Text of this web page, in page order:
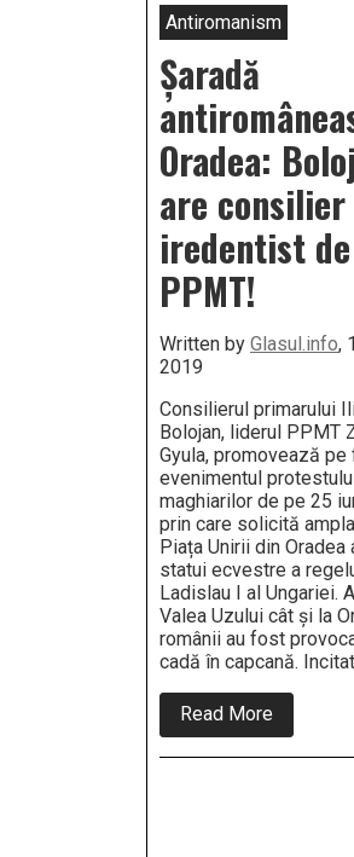
Antiromanism
Șaradă
Oradea:
are consilier
iredentist
PPMT!
Written by Glasul.info,
2019
Consilierul primarului
Bolojan, liderul PPMT
Gyula, promovează
evenimentul
maghiarilor de pe 25
prin care solicită
Piața Unirii din Oradea
statui ecvestre a
Ladislau I al Ungariei.
Valea Uzului cât și la
românii au fost
cadă în capcană.
Read More
Șaradă